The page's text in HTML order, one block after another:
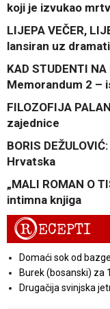
koji je izvukao
LIJEPA VEČER,
lansiran uz
KAD STUDENTI
Memorandum 2 –
FILOZOFIJA
zajednice
BORIS
Hrvatska
„MALI ROMAN O
intimna knjiga
RECEPTI
Domaći sok od bazge
Burek (bosanski) za
Drugačija svinjska